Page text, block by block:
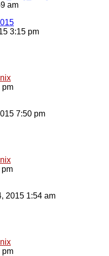
am
3:15 pm
pm
7:50 pm
pm
2015 1:54 am
pm